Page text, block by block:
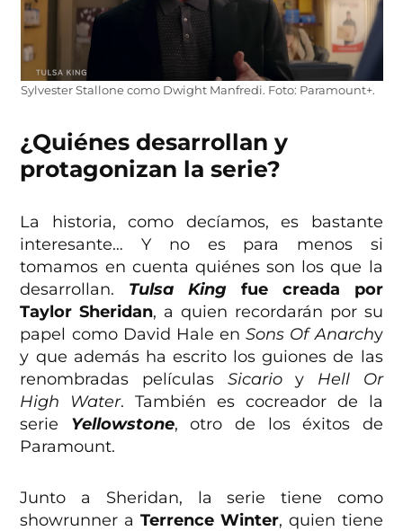
Sylvester Stallone como Dwight Manfredi. Foto: Paramount+.
¿Quiénes desarrollan y
protagonizan la serie?
La historia, como decíamos, es bastante
interesante… Y no es para menos si
tomamos en cuenta quiénes son los que la
desarrollan. Tulsa King fue creada por
Taylor Sheridan, a quien recordarán por su
papel como David Hale enSons Of Anarchy
y que además ha escrito los guiones de las
renombradas películas Sicarioy Hell Or
High Water. También es cocreador de la
serie Yellowstone, otro de los éxitos de
Paramount.
Junto a Sheridan, la serie tiene como
showrunner aTerrence Winter, quien tiene